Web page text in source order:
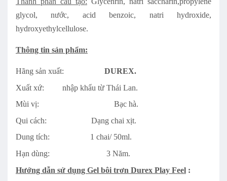
glycol, nước, acid benzoic, natri hydroxide,
hydroxyethylcellulose.
Thông tin sản phẩm:
Hãng sản xuất: DUREX.
Xuất xứ: nhập khẩu từ Thái Lan.
Mùi vị: Bạc hà.
Qui cách: Dạng chai xịt.
Dung tích: 1 chai/ 50ml.
Hạn dùng: 3 Năm.
Hướng dẫn sử dụng Gel bôi trơn Durex Play Feel :